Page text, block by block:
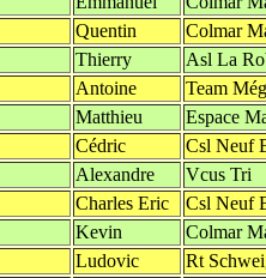
Quentin
Colmar
Thierry
Asl La
Antoine
Team
Matthieu
Espace
Cédric
Csl Neuf
Alexandre
Vcus Tri
Charles Eric
Csl Neuf
Kevin
Colmar
Ludovic
Rt